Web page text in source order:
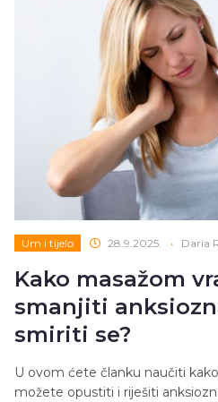
Um i tijelo 28.9.2025. • Daria
Kako masažom
smanjiti
smiriti se?
U ovom ćete članku naučiti
možete opustiti i riješiti